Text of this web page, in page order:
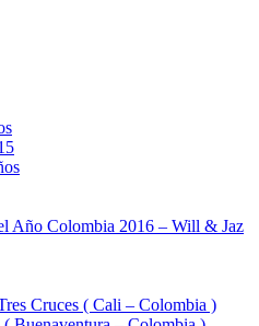
Año Colombia 2016 – Will & Jaz
Cruces ( Cali – Colombia )